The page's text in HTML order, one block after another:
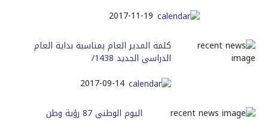
2017-11-19
كلمة المدير العام بمناسبة بداية العام
الدراسي الجديد 1438/
2017-09-14
اليوم الوطني 87 رؤية وطن